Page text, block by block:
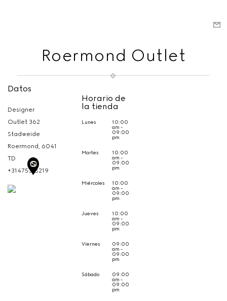
Roermond Outlet
Datos
Designer
Outlet 362
Stadweide
Roermond, 6041
TD
+31475318219
Horario de
la tienda
Lunes 10:00
am -
09:00
pm
Martes 10:00
am -
09:00
pm
Miércoles 10:00
am -
09:00
pm
Jueves 10:00
am -
09:00
pm
Viernes 09:00
am -
09:00
pm
Sábado 09:00
am -
09:00
pm